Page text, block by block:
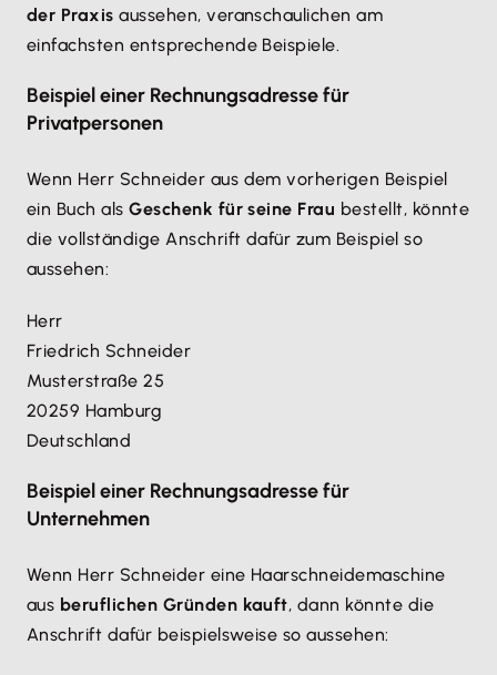
Ort
muss darüber hinaus auch noch dieBezeichnung
des eigenen Landes
Name der Firma
Rechtsform des Unternehmens
Straße
Hausnummer
Ort
Damit die bestellten Waren auch dort landen, wo sie
im Unternehmen hinsollen, ist es ratsam, zusätzlich
auch noch die
Abteilungund/oder den Namen einer bestimmten
Person anzuführen.
Wie auch bei der Privatrechnung sollte bei
Auslandsrechnungen auch das Land eingegeben
werden.
der Praxis aussehen, veranschaulichen am
einfachsten entsprechende Beispiele.
Beispiel einer Rechnungsadresse für
Privatpersonen
Wenn Herr Schneider aus dem vorherigen Beispiel
ein Buch alsGeschenk für seine Frau bestellt, könnte
die vollständige Anschrift dafür zum Beispiel so
aussehen:
Herr
Friedrich Schneider
Musterstraße 25
20259 Hamburg
Deutschland
Beispiel einer Rechnungsadresse für
Unternehmen
Wenn Herr Schneider eine Haarschneidemaschine
aus beruflichen Gründen kauft, dann könnte die
Anschrift dafür beispielsweise so aussehen: